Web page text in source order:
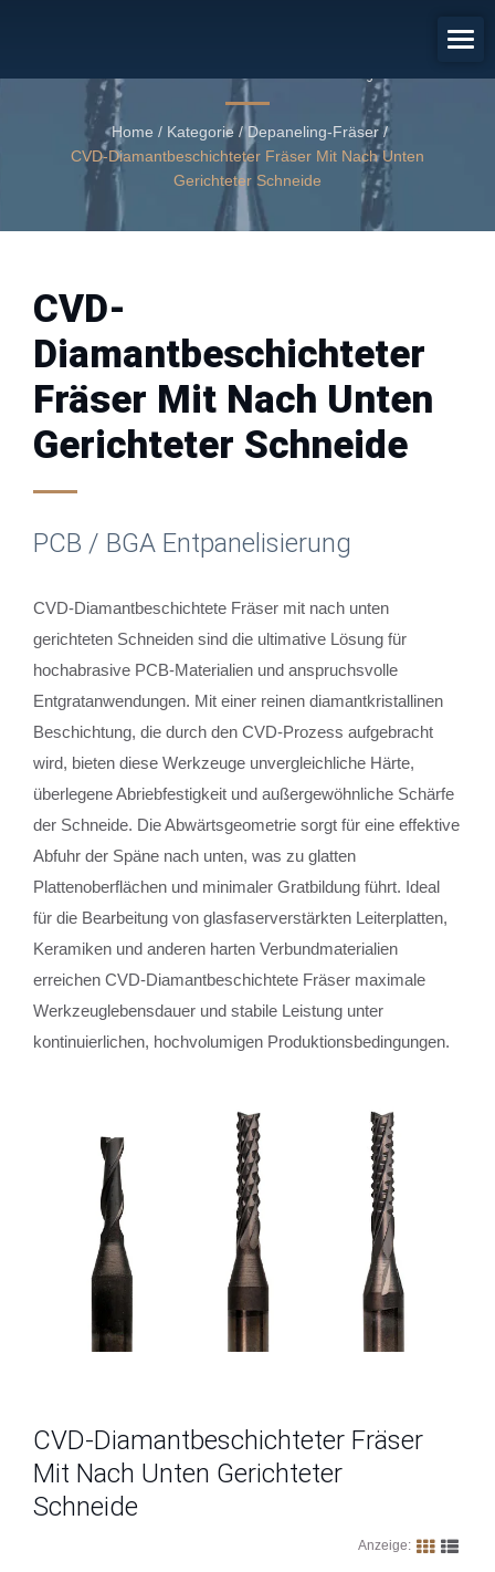
Schneide
Home / Kategorie / Depaneling-Fräser /
CVD-Diamantbeschichteter Fräser Mit Nach Unten
Gerichteter Schneide
CVD-
Diamantbeschichteter
Fräser Mit Nach Unten
Gerichteter Schneide
PCB / BGA Entpanelisierung
CVD-Diamantbeschichtete Fräser mit nach unten
gerichteten Schneiden sind die ultimative Lösung für
hochabrasive PCB-Materialien und anspruchsvolle
Entgratanwendungen. Mit einer reinen diamantkristallinen
Beschichtung, die durch den CVD-Prozess aufgebracht
wird, bieten diese Werkzeuge unvergleichliche Härte,
überlegene Abriebfestigkeit und außergewöhnliche Schärfe
der Schneide. Die Abwärtsgeometrie sorgt für eine effektive
Abfuhr der Späne nach unten, was zu glatten
Plattenoberflächen und minimaler Gratbildung führt. Ideal
für die Bearbeitung von glasfaserverstärkten Leiterplatten,
Keramiken und anderen harten Verbundmaterialien
erreichen CVD-Diamantbeschichtete Fräser maximale
Werkzeuglebensdauer und stabile Leistung unter
kontinuierlichen, hochvolumigen Produktionsbedingungen.
CVD-Diamantbeschichteter Fräser
Mit Nach Unten Gerichteter
Schneide
Anzeige: